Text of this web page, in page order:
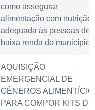
como assegurar
alimentação com nutrição
adequada às pessoas de
baixa renda do município.
AQUISIÇÃO
EMERGENCIAL DE
GÊNEROS
PARA COMPOR KITS DE